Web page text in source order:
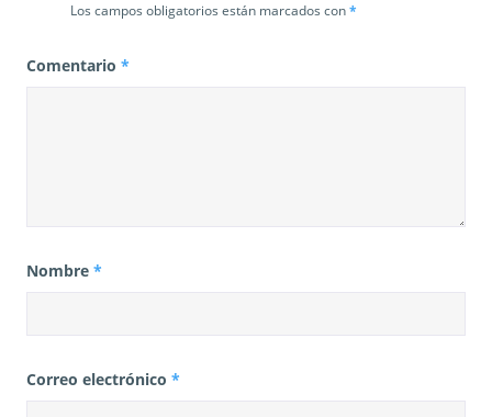
Los campos obligatorios están marcados con*
Comentario *
Nombre *
Correo electrónico *